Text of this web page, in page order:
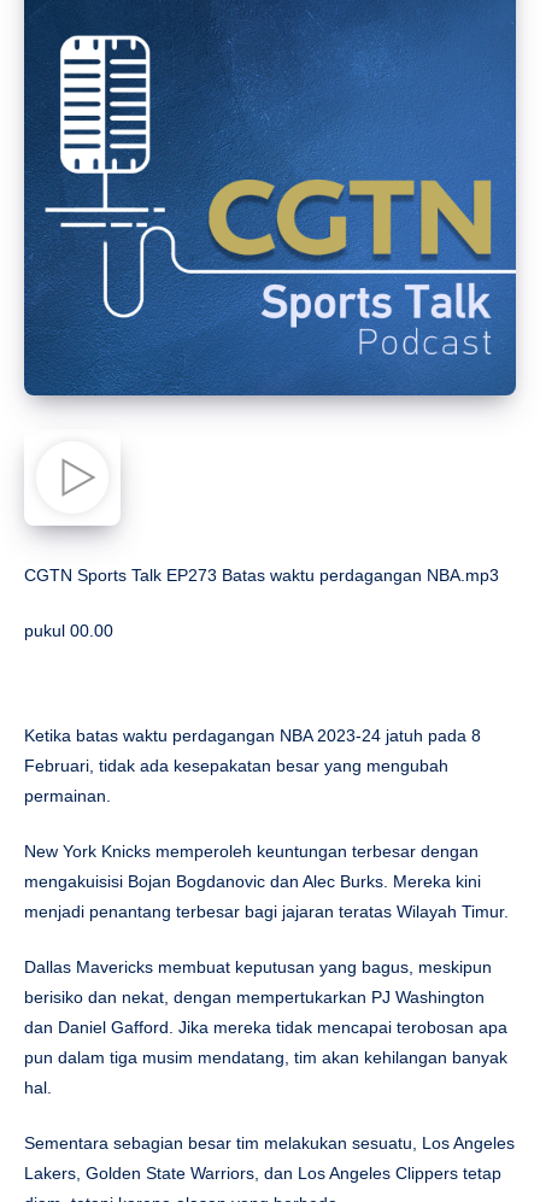
CGTN Sports Talk EP273 Batas waktu perdagangan NBA.mp3
pukul 00.00
Ketika batas waktu perdagangan NBA 2023-24 jatuh pada 8
Februari, tidak ada kesepakatan besar yang mengubah
permainan.
New York Knicks memperoleh keuntungan terbesar dengan
mengakuisisi Bojan Bogdanovic dan Alec Burks. Mereka kini
menjadi penantang terbesar bagi jajaran teratas Wilayah Timur.
Dallas Mavericks membuat keputusan yang bagus, meskipun
berisiko dan nekat, dengan mempertukarkan PJ Washington
dan Daniel Gafford. Jika mereka tidak mencapai terobosan apa
pun dalam tiga musim mendatang, tim akan kehilangan banyak
hal.
Sementara sebagian besar tim melakukan sesuatu, Los Angeles
Lakers, Golden State Warriors, dan Los Angeles Clippers tetap